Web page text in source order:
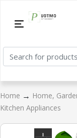
Home → Home,
Kitchen Appliances